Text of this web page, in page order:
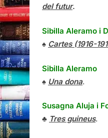
del futur.
Sibilla Aleramo i
♠ Cartes (1916-
Sibilla Aleramo
♠ Una dona.
Susagna Aluja i
♣ Tres guineus.